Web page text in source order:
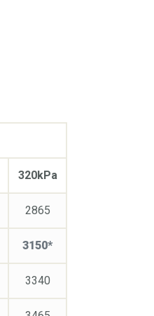
320kPa
2865
3150*
3340